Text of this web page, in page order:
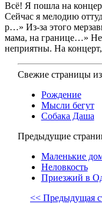
Всё! Я пошла на
Сейчас я мелодию
р…» Из-за этого
мама, на границе…»
неприятны. На
Свежие страницы из
Рождение
Мысли бегут
Собака Даша
Предыдущие
Маленькие
Неловкость
Приезжий в
<< Предыдущая